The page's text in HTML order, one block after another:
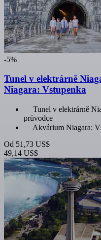
-5%
Tunel v elektrárně
Niagara: Vstupenka
Tunel v elektrárně
průvodce
Akvárium Niagara:
Od 51,73 US$
49,14 US$